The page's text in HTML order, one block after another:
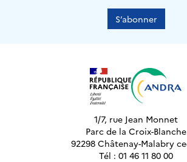
S’abonner
1/7, rue Jean Monnet
Parc de la Croix-Blanche
92298 Châtenay-Malabry
Tél : 01 46 11 80 00